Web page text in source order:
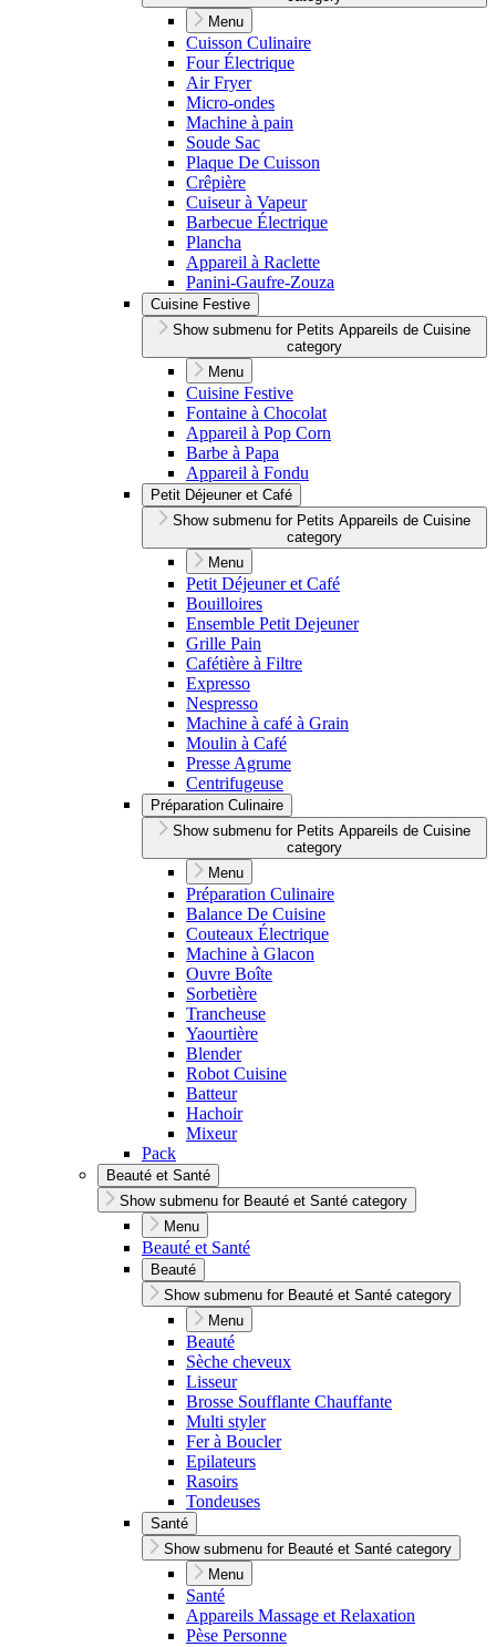
Menu
Cuisson Culinaire
Four Électrique
Air Fryer
Micro-ondes
Machine à pain
Soude Sac
Plaque De Cuisson
Crêpière
Cuiseur à Vapeur
Barbecue Électrique
Plancha
Appareil à Raclette
Panini-Gaufre-Zouza
Cuisine Festive
Show submenu for Petits Appareils de Cuisine
category
Menu
Cuisine Festive
Fontaine à Chocolat
Appareil à Pop Corn
Barbe à Papa
Appareil à Fondu
Petit Déjeuner et Café
Show submenu for Petits Appareils de Cuisine
category
Menu
Petit Déjeuner et Café
Bouilloires
Ensemble Petit Dejeuner
Grille Pain
Cafétière à Filtre
Expresso
Nespresso
Machine à café à Grain
Moulin à Café
Presse Agrume
Centrifugeuse
Préparation Culinaire
Show submenu for Petits Appareils de Cuisine
category
Menu
Préparation Culinaire
Balance De Cuisine
Couteaux Électrique
Machine à Glacon
Ouvre Boîte
Sorbetière
Trancheuse
Yaourtière
Blender
Robot Cuisine
Batteur
Hachoir
Mixeur
Pack
Beauté et Santé
Show submenu for Beauté et Santé category
Menu
Beauté et Santé
Beauté
Show submenu for Beauté et Santé category
Menu
Beauté
Sèche cheveux
Lisseur
Brosse Soufflante Chauffante
Multi styler
Fer à Boucler
Epilateurs
Rasoirs
Tondeuses
Santé
Show submenu for Beauté et Santé category
Menu
Santé
Appareils Massage et Relaxation
Pèse Personne